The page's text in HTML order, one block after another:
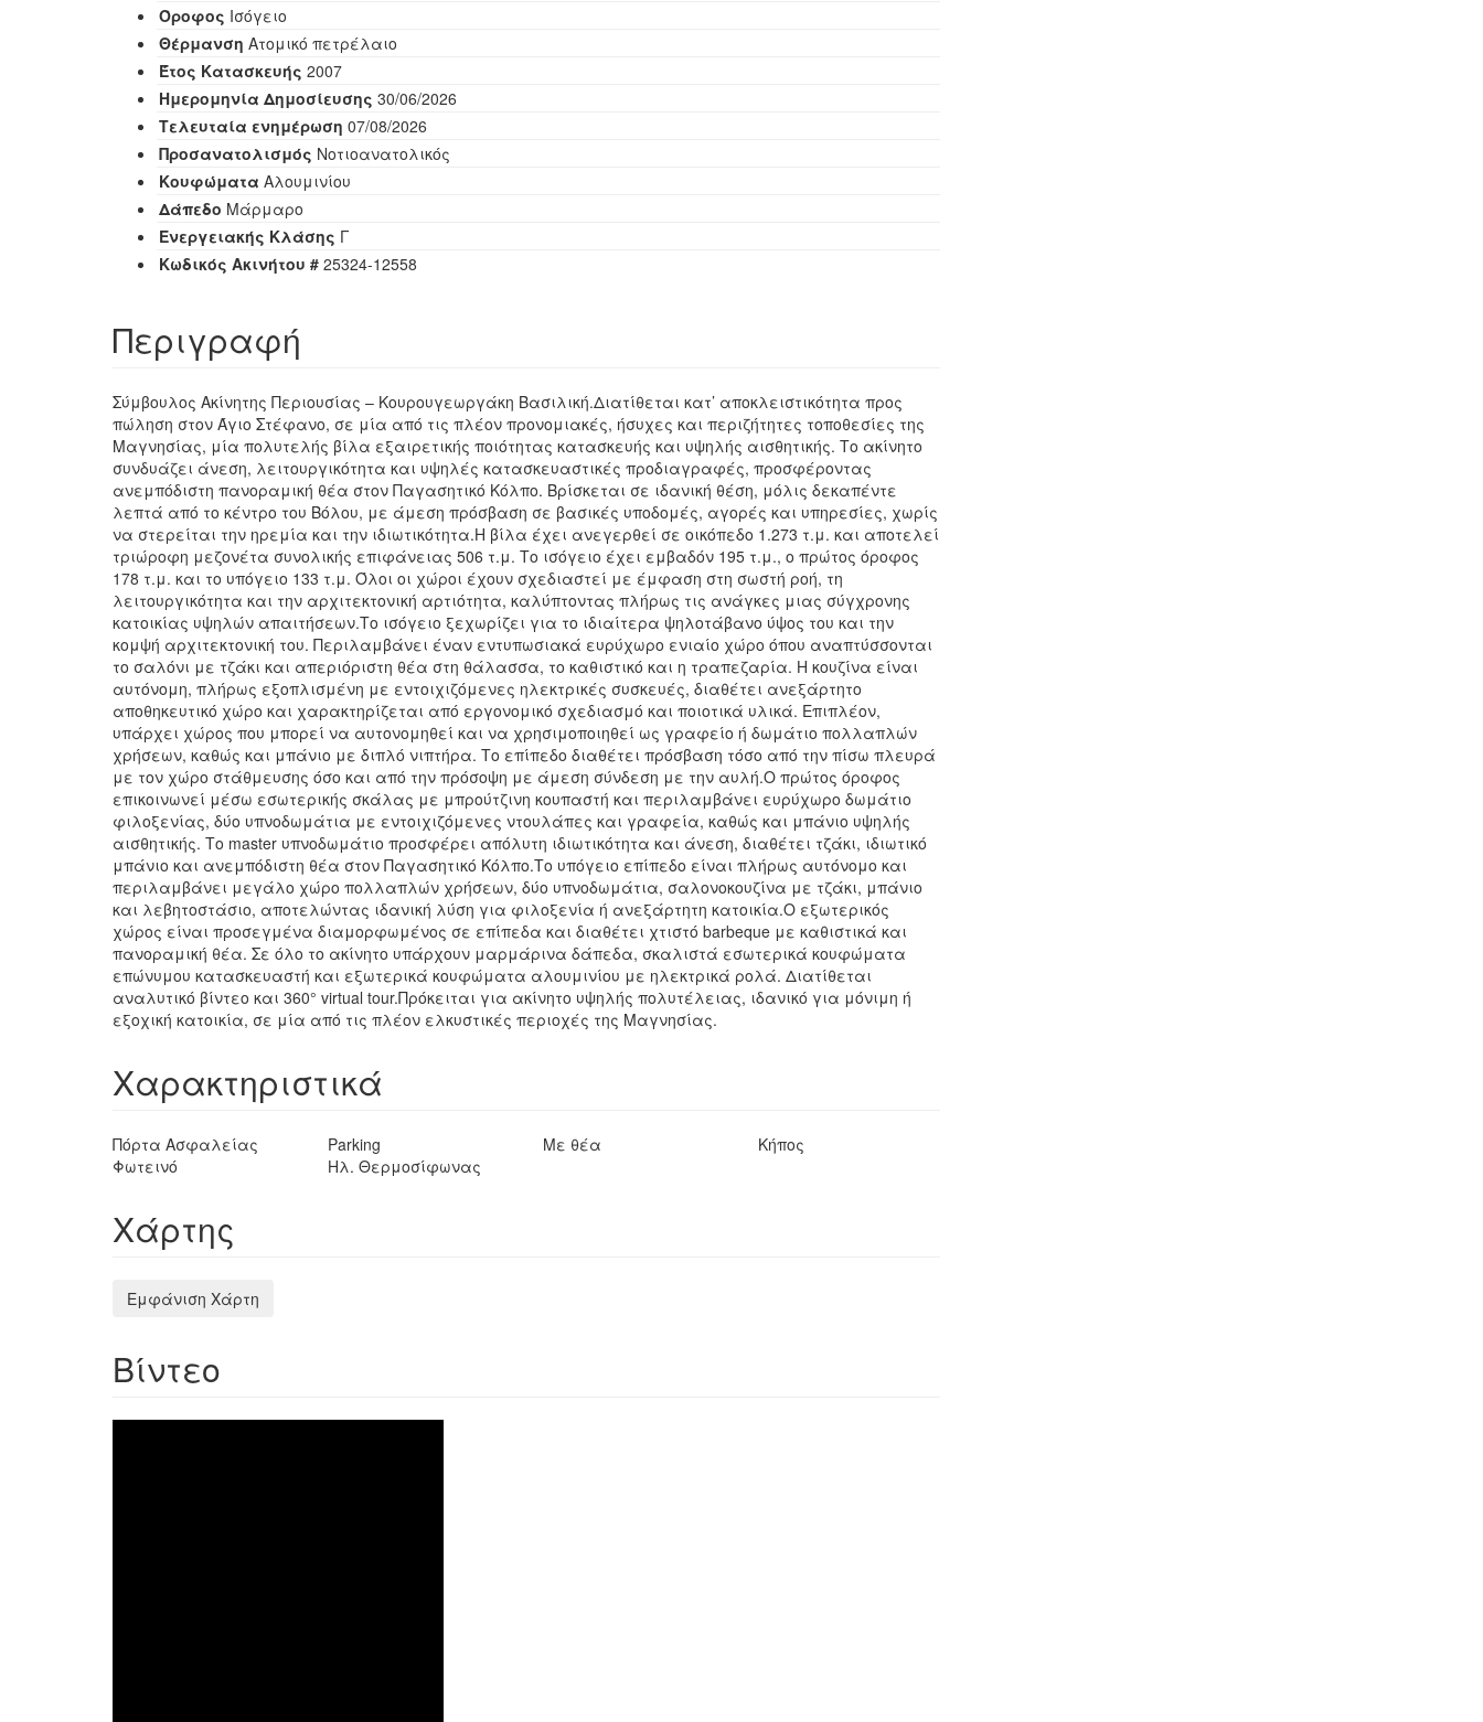
Όροφος Ισόγειο
Θέρμανση Ατομικό πετρέλαιο
Έτος Κατασκευής 2007
Ημερομηνία Δημοσίευσης 30/06/2026
Τελευταία ενημέρωση 07/08/2026
Προσανατολισμός Νοτιοανατολικός
Κουφώματα Αλουμινίου
Δάπεδο Μάρμαρο
Ενεργειακής Κλάσης Γ
Κωδικός Ακινήτου # 25324-12558
Περιγραφή
Σύμβουλος Ακίνητης Περιουσίας – Κουρουγεωργάκη Βασιλική.Διατίθεται κατ’ αποκλειστικότητα προς
πώληση στον Άγιο Στέφανο, σε μία από τις πλέον προνομιακές, ήσυχες και περιζήτητες τοποθεσίες της
Μαγνησίας, μία πολυτελής βίλα εξαιρετικής ποιότητας κατασκευής και υψηλής αισθητικής. Το ακίνητο
συνδυάζει άνεση, λειτουργικότητα και υψηλές κατασκευαστικές προδιαγραφές, προσφέροντας
ανεμπόδιστη πανοραμική θέα στον Παγασητικό Κόλπο. Βρίσκεται σε ιδανική θέση, μόλις δεκαπέντε
λεπτά από το κέντρο του Βόλου, με άμεση πρόσβαση σε βασικές υποδομές, αγορές και υπηρεσίες, χωρίς
να στερείται την ηρεμία και την ιδιωτικότητα.Η βίλα έχει ανεγερθεί σε οικόπεδο 1.273 τ.μ. και αποτελεί
τριώροφη μεζονέτα συνολικής επιφάνειας 506 τ.μ. Το ισόγειο έχει εμβαδόν 195 τ.μ., ο πρώτος όροφος
178 τ.μ. και το υπόγειο 133 τ.μ. Όλοι οι χώροι έχουν σχεδιαστεί με έμφαση στη σωστή ροή, τη
λειτουργικότητα και την αρχιτεκτονική αρτιότητα, καλύπτοντας πλήρως τις ανάγκες μιας σύγχρονης
κατοικίας υψηλών απαιτήσεων.Το ισόγειο ξεχωρίζει για το ιδιαίτερα ψηλοτάβανο ύψος του και την
κομψή αρχιτεκτονική του. Περιλαμβάνει έναν εντυπωσιακά ευρύχωρο ενιαίο χώρο όπου αναπτύσσονται
το σαλόνι με τζάκι και απεριόριστη θέα στη θάλασσα, το καθιστικό και η τραπεζαρία. Η κουζίνα είναι
αυτόνομη, πλήρως εξοπλισμένη με εντοιχιζόμενες ηλεκτρικές συσκευές, διαθέτει ανεξάρτητο
αποθηκευτικό χώρο και χαρακτηρίζεται από εργονομικό σχεδιασμό και ποιοτικά υλικά. Επιπλέον,
υπάρχει χώρος που μπορεί να αυτονομηθεί και να χρησιμοποιηθεί ως γραφείο ή δωμάτιο πολλαπλών
χρήσεων, καθώς και μπάνιο με διπλό νιπτήρα. Το επίπεδο διαθέτει πρόσβαση τόσο από την πίσω πλευρά
με τον χώρο στάθμευσης όσο και από την πρόσοψη με άμεση σύνδεση με την αυλή.Ο πρώτος όροφος
επικοινωνεί μέσω εσωτερικής σκάλας με μπρούτζινη κουπαστή και περιλαμβάνει ευρύχωρο δωμάτιο
φιλοξενίας, δύο υπνοδωμάτια με εντοιχιζόμενες ντουλάπες και γραφεία, καθώς και μπάνιο υψηλής
αισθητικής. Το master υπνοδωμάτιο προσφέρει απόλυτη ιδιωτικότητα και άνεση, διαθέτει τζάκι, ιδιωτικό
μπάνιο και ανεμπόδιστη θέα στον Παγασητικό Κόλπο.Το υπόγειο επίπεδο είναι πλήρως αυτόνομο και
περιλαμβάνει μεγάλο χώρο πολλαπλών χρήσεων, δύο υπνοδωμάτια, σαλονοκουζίνα με τζάκι, μπάνιο
και λεβητοστάσιο, αποτελώντας ιδανική λύση για φιλοξενία ή ανεξάρτητη κατοικία.Ο εξωτερικός
χώρος είναι προσεγμένα διαμορφωμένος σε επίπεδα και διαθέτει χτιστό barbeque με καθιστικά και
πανοραμική θέα. Σε όλο το ακίνητο υπάρχουν μαρμάρινα δάπεδα, σκαλιστά εσωτερικά κουφώματα
επώνυμου κατασκευαστή και εξωτερικά κουφώματα αλουμινίου με ηλεκτρικά ρολά. Διατίθεται
αναλυτικό βίντεο και 360° virtual tour.Πρόκειται για ακίνητο υψηλής πολυτέλειας, ιδανικό για μόνιμη ή
εξοχική κατοικία, σε μία από τις πλέον ελκυστικές περιοχές της Μαγνησίας.
Χαρακτηριστικά
Πόρτα Ασφαλείας Parking Με θέα
Κήπος
Φωτεινό
Ηλ. Θερμοσίφωνας
Χάρτης
Εμφάνιση Χάρτη
Βίντεο